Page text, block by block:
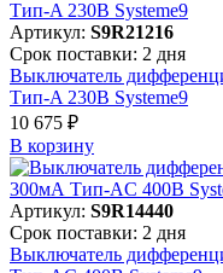
Артикул: S9R21216
Срок поставки: 2 дня
Выключатель
Тип-A 230В Systeme9
10 675 ₽
В корзинy
Артикул: S9R14440
Срок поставки: 2 дня
Выключатель